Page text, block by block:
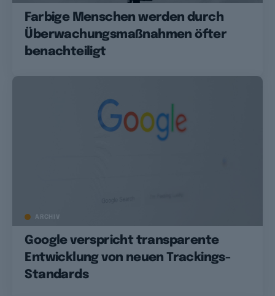
Farbige Menschen werden durch
Überwachungsmaßnahmen öfter
benachteiligt
ARCHIV
Google verspricht transparente
Entwicklung von neuen Trackings-
Standards